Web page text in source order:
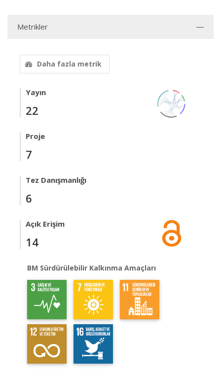
Metrikler
Daha fazla metrik
Yayın
22
Proje
7
Tez Danışmanlığı
6
Açık Erişim
14
BM Sürdürülebilir Kalkınma Amaçları